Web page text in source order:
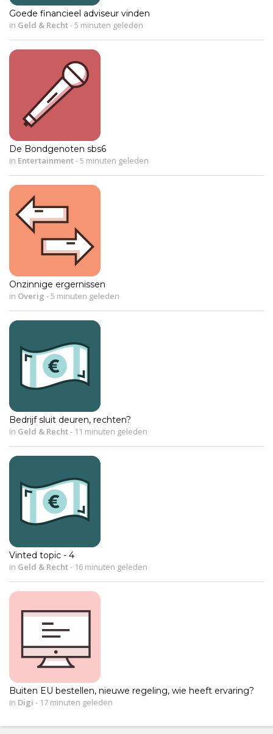
Goede financieel adviseur vinden
in Geld & Recht-5 minuten geleden
De Bondgenoten sbs6
in Entertainment-5 minuten geleden
Onzinnige ergernissen
in Overig -5 minuten geleden
Bedrijf sluit deuren, rechten?
in Geld & Recht- 11 minuten geleden
Vinted topic - 4
in Geld & Recht- 16 minuten geleden
Buiten EU bestellen, nieuwe regeling, wie heeft ervaring?
in Digi - 17 minuten geleden